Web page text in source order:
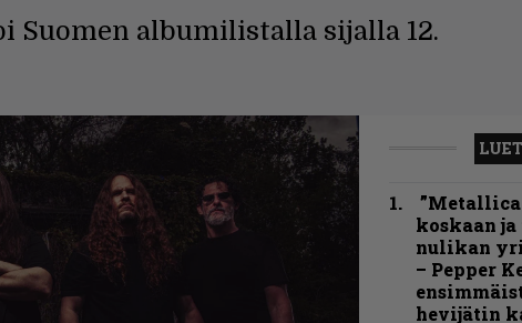
Suomen albumilistalla sijalla 12.
koskaan
nulikan
– Pepper
hevijätin